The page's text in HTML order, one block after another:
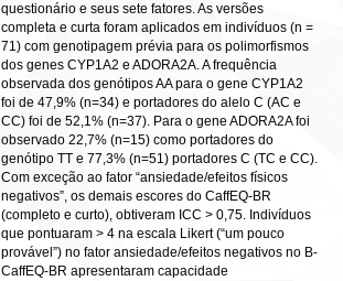
questionário e seus sete fatores. As versões
completa e curta foram aplicados em indivíduos (n =
71) com genotipagem prévia para os polimorfismos
dos genes CYP1A2 e ADORA2A. A frequência
observada dos genótipos AA para o gene CYP1A2
foi de 47,9% (n=34) e portadores do alelo C (AC e
CC) foi de 52,1% (n=37). Para o gene ADORA2A foi
observado 22,7% (n=15) como portadores do
genótipo TT e 77,3% (n=51) portadores C (TC e CC).
Com exceção ao fator “ansiedade/efeitos físicos
negativos”, os demais escores do CaffEQ-BR
(completo e curto), obtiveram ICC > 0,75. Indivíduos
que pontuaram > 4 na escala Likert (“um pouco
provável”) no fator ansiedade/efeitos negativos no B-
CaffEQ-BR apresentaram capacidade